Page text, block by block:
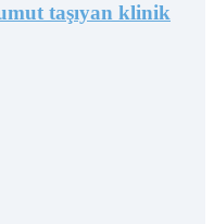
taşıyan klinik